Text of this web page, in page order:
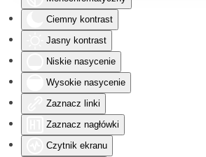
Ciemny kontrast
Jasny kontrast
Niskie nasycenie
Wysokie nasycenie
Zaznacz linki
Zaznacz nagłówki
Czytnik ekranu